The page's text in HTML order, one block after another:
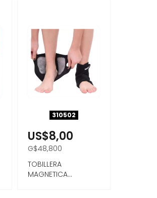
310502
US$8,00
G$48,800
TOBILLERA
MAGNETICA